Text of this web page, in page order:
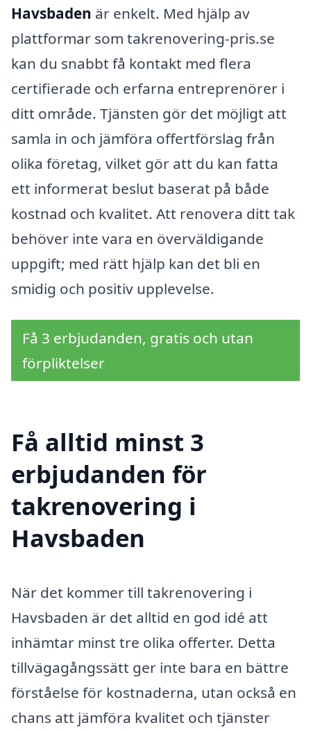
Havsbaden är enkelt. Med hjälp av
plattformar som takrenovering-pris.se
kan du snabbt få kontakt med flera
certifierade och erfarna entreprenörer i
ditt område. Tjänsten gör det möjligt att
samla in och jämföra offertförslag från
olika företag, vilket gör att du kan fatta
ett informerat beslut baserat på både
kostnad och kvalitet. Att renovera ditt tak
behöver inte vara en överväldigande
uppgift; med rätt hjälp kan det bli en
smidig och positiv upplevelse.
Få 3 erbjudanden, gratis och utan
förpliktelser
Få alltid minst 3
erbjudanden för
takrenovering i
Havsbaden
När det kommer till takrenovering i
Havsbaden är det alltid en god idé att
inhämtar minst tre olika offerter. Detta
tillvägagångssätt ger inte bara en bättre
förståelse för kostnaderna, utan också en
chans att jämföra kvalitet och tjänster